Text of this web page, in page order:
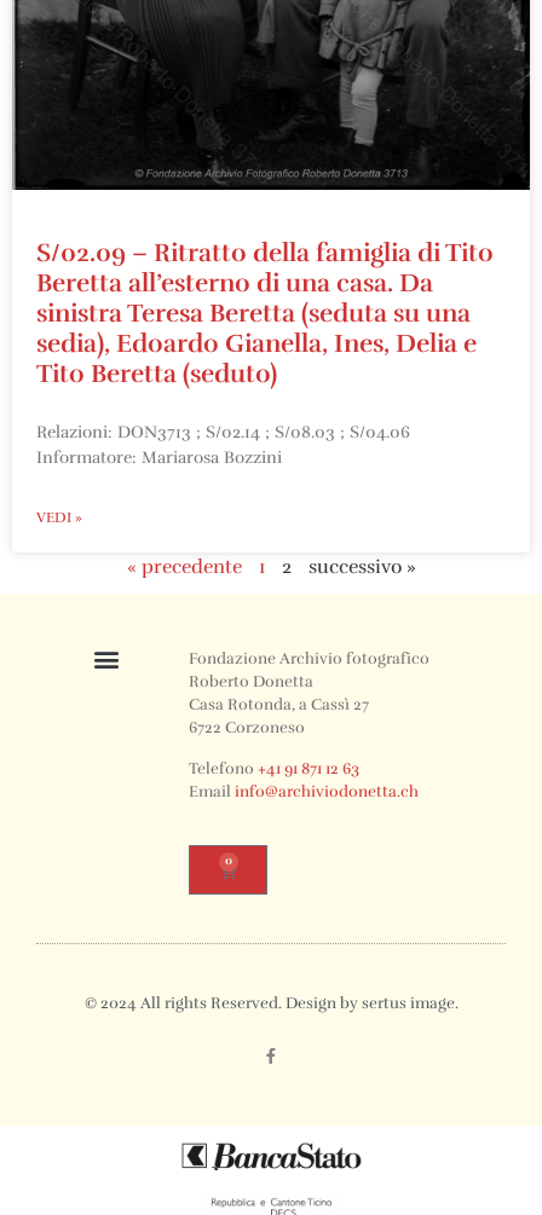
S/02.09 – Ritratto della famiglia di Tito
Beretta all’esterno di una casa. Da
sinistra Teresa Beretta (seduta su una
sedia), Edoardo Gianella, Ines, Delia e
Tito Beretta (seduto)
Relazioni: DON3713 ; S/02.14 ; S/08.03 ; S/04.06
Informatore: Mariarosa Bozzini
VEDI »
« precedente 1 2 successivo »
Fondazione Archivio fotografico
Roberto Donetta
Casa Rotonda, a Cassì 27
6722 Corzoneso
Telefono+41 91 871 12 63
Emailinfo@archiviodonetta.ch
0
© 2024 All rights Reserved. Design by sertus image.